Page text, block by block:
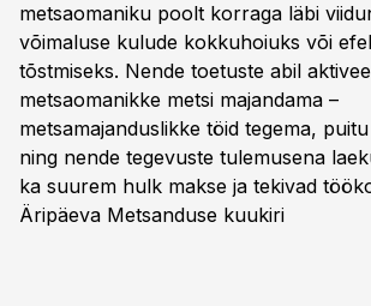
metsaomaniku poolt korraga läbi
võimaluse kulude kokkuhoiuks või
tõstmiseks. Nende toetuste abil
metsaomanikke metsi majandama –
metsamajanduslikke töid tegema,
ning nende tegevuste tulemusena
ka suurem hulk makse ja tekivad
Äripäeva Metsanduse kuukiri